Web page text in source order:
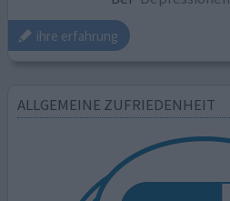
ihre erfahrung
ALLGEMEINE ZUFRIEDENHEIT